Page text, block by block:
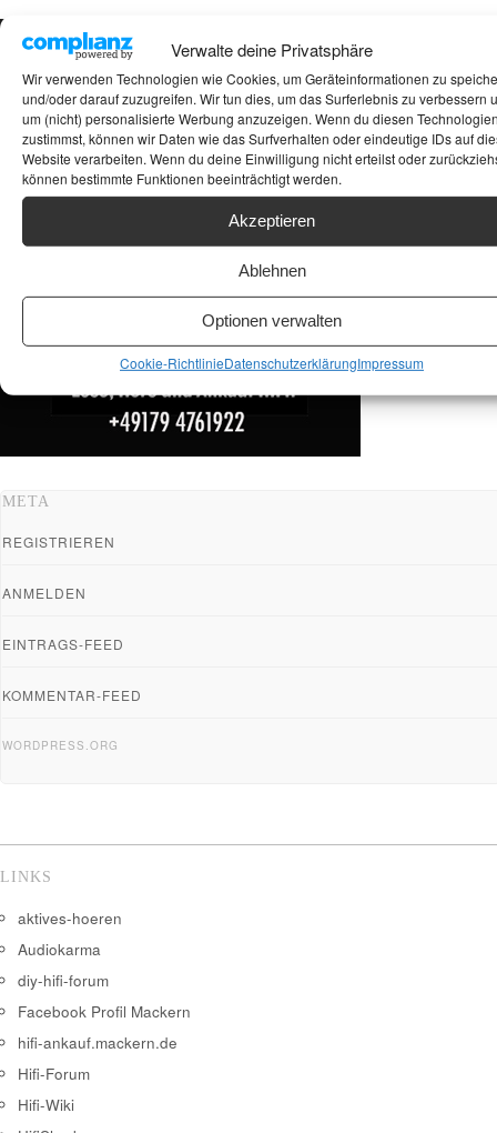
Verwalte deine Privatsphäre
Wir verwenden Technologien wie Cookies, um Geräteinformationen zu
und/oder darauf zuzugreifen. Wir tun dies, um das Surferlebnis zu verbessern
um (nicht) personalisierte Werbung anzuzeigen. Wenn du diesen
zustimmst, können wir Daten wie das Surfverhalten oder eindeutige IDs auf
Website verarbeiten. Wenn du deine Einwilligung nicht erteilst oder
können bestimmte Funktionen beeinträchtigt werden.
Akzeptieren
Ablehnen
Optionen verwalten
Cookie-RichtlinieDatenschutzerklärungImpressum
Suchen
ANKAUF HIFI & HIGH GERÄTE: +491794761922
META
REGISTRIEREN
ANMELDEN
EINTRAGS-FEED
KOMMENTAR-FEED
WORDPRESS.ORG
LINKS
aktives-hoeren
Audiokarma
diy-hifi-forum
Facebook Profil Mackern
hifi-ankauf.mackern.de
Hifi-Forum
Hifi-Wiki